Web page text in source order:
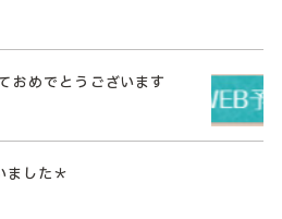
めでとうございます
した＊